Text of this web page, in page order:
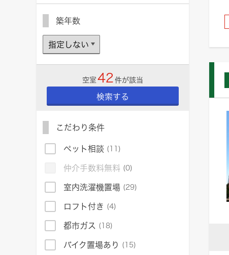
築年数
空室 42 件が該当
検索する
こだわり条件
ペット相談 (11)
仲介手数料無料 (0)
室内洗濯機置場 (29)
ロフト付き (4)
都市ガス (18)
バイク置場あり (15)